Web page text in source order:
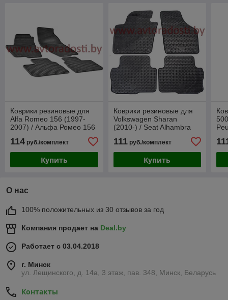
Коврики резиновые для
Alfa Romeo 156 (1997-
2007) / Альфа Ромео 156
114 руб./комплект
Купить
Коврики резиновые для
Volkswagen Sharan
(2010-) / Seat Alhambra
(Gumárny Zubří)
111руб./комплект
Купить
О нас
100% положительных из 30 отзывов за год
Компания продает на Deal.by
Работает с 03.04.2018
г. Минск
ул. Лещинского, д. 14а, 3 этаж, пав. 348, Минск, Беларусь
Контакты